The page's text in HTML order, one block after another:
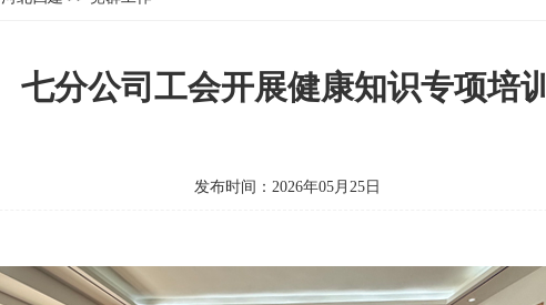
七分公司工会开展健康知识专项培训
发布时间：2026年05月25日